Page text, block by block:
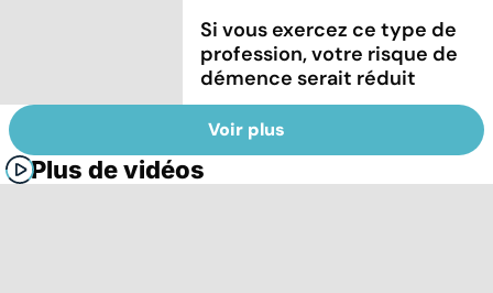
Si vous exercez ce type de
profession, votre risque de
démence serait réduit
Voir plus
Plus de vidéos